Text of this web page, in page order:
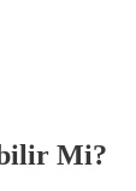
Mi?